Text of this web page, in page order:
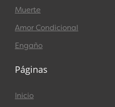
Muerte
Amor Condicional
Engaño
Páginas
Inicio